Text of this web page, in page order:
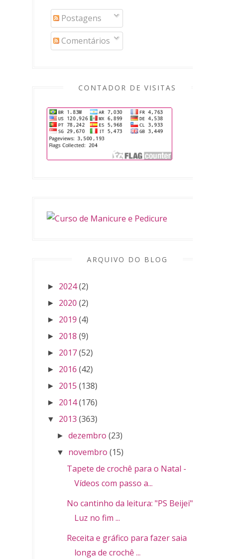
Postagens
Comentários
CONTADOR DE VISITAS
ARQUIVO DO BLOG
► 2024(2)
► 2020 (2)
► 2019 (4)
► 2018 (9)
► 2017(52)
► 2016 (42)
► 2015 (138)
► 2014(176)
▼ 2013 (363)
►dezembro (23)
▼ novembro (15)
Tapete de crochê para o Natal -
Vídeos com passo a...
No cantinho da leitura: "PS Beijei" -
Luz no fim ...
Receita e gráfico para fazer saia
longa de crochê ...